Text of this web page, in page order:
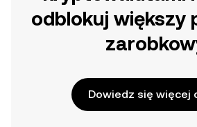
odblokuj większy
Dowiedz się więcej